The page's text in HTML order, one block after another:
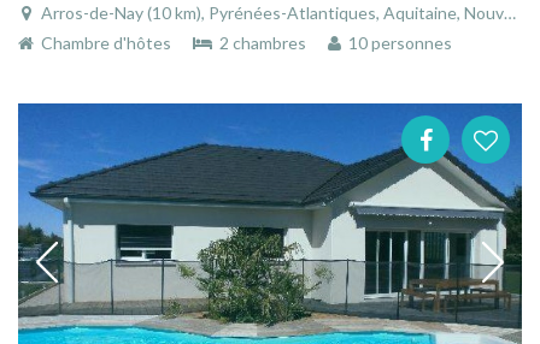
Arros-de-Nay (10 km), Pyrénées-Atlantiques, Aquitaine, Nouvelle-Aquitaine, France
Chambre d'hôtes
2 chambres 10 personnes